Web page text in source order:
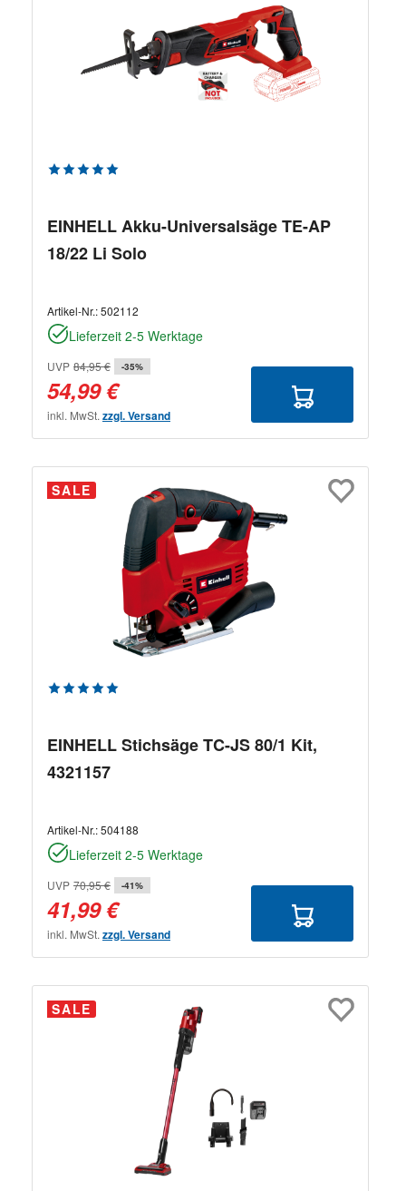
Durchschnittliche Bewertung von 5 von 5 Sternen
EINHELL Akku-Universalsäge TE-AP
18/22 Li Solo
Artikel-Nr.:502112
Lieferzeit 2-5 Werktage
UVP 84,95 € -35%
54,99 €
inkl. MwSt. zzgl. Versand
SALE
Durchschnittliche Bewertung von 5 von 5 Sternen
EINHELL Stichsäge TC-JS 80/1 Kit,
4321157
Artikel-Nr.:504188
Lieferzeit 2-5 Werktage
UVP 70,95 € -41%
41,99 €
inkl. MwSt. zzgl. Versand
SALE